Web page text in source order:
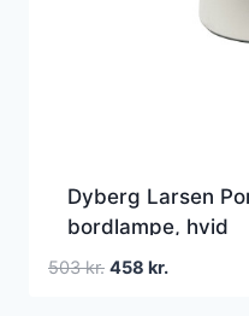
Dyberg Larsen
bordlampe, hvid
503kr. Den
458 kr.